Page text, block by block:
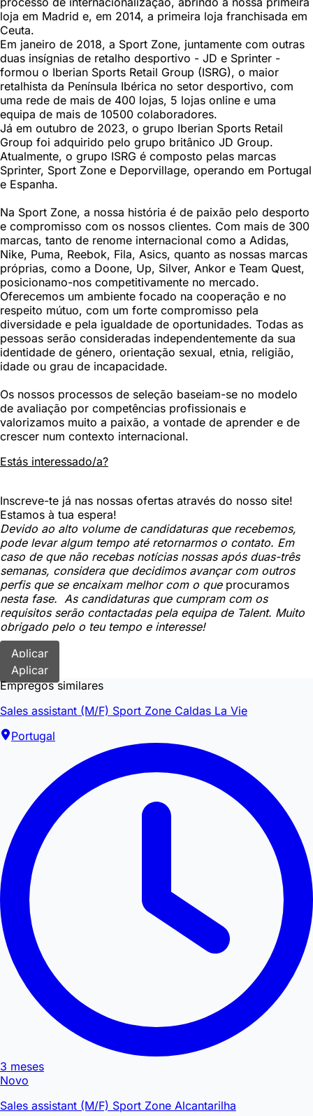
loja em Madrid e, em 2014, a primeira loja franchisada em
Ceuta.
Em janeiro de 2018, a Sport Zone, juntamente com outras
duas insígnias de retalho desportivo - JD e Sprinter -
formou o Iberian Sports Retail Group (ISRG), o maior
retalhista da Península Ibérica no setor desportivo, com
uma rede de mais de 400 lojas, 5 lojas online e uma
equipa de mais de 10500 colaboradores.
Já em outubro de 2023, o grupo Iberian Sports Retail
Group foi adquirido pelo grupo britânico JD Group.
Atualmente, o grupo ISRG é composto pelas marcas
Sprinter, Sport Zone e Deporvillage, operando em Portugal
e Espanha.
Na Sport Zone, a nossa história é de paixão pelo desporto
e compromisso com os nossos clientes. Com mais de 300
marcas, tanto de renome internacional como a Adidas,
Nike, Puma, Reebok, Fila, Asics, quanto as nossas marcas
próprias, como a Doone, Up, Silver, Ankor e Team Quest,
posicionamo-nos competitivamente no mercado.
Oferecemos um ambiente focado na cooperação e no
respeito mútuo, com um forte compromisso pela
diversidade e pela igualdade de oportunidades. Todas as
pessoas serão consideradas independentemente da sua
identidade de género, orientação sexual, etnia, religião,
idade ou grau de incapacidade.
Os nossos processos de seleção baseiam-se no modelo
de avaliação por competências profissionais e
valorizamos muito a paixão, a vontade de aprender e de
crescer num contexto internacional.
Estás interessado/a?
Inscreve-te já nas nossas ofertas através do nosso site!
Estamos à tua espera!
Devido ao alto volume de candidaturas que recebemos,
pode levar algum tempo até retornarmos o contato. Em
caso de que não recebas notícias nossas após duas-três
semanas, considera que decidimos avançar com outros
perfis que se encaixam melhor com o que procuramos
nesta fase. As candidaturas que cumpram com os
requisitos serão contactadas pela equipa de Talent. Muito
obrigado pelo o teu tempo e interesse!
Aplicar
Aplicar
Empregos similares
Sales assistant (M/F) Sport Zone Caldas La Vie
Portugal
3 meses
Novo
Sales assistant (M/F) Sport Zone Alcantarilha